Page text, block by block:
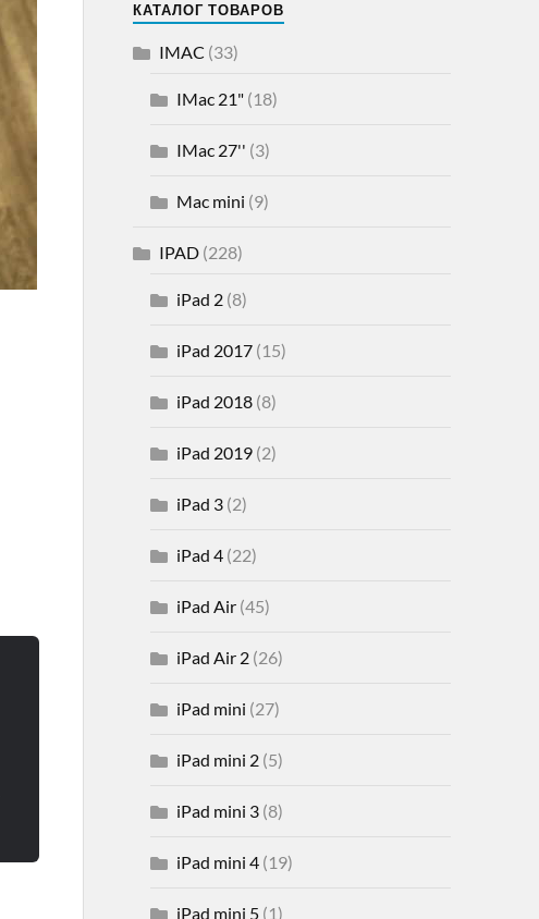
КАТАЛОГ ТОВАРОВ
IMAC (33)
IMac 21"(18)
IMac 27'' (3)
Mac mini (9)
IPAD(228)
iPad 2(8)
iPad 2017(15)
iPad 2018(8)
iPad 2019(2)
iPad 3(2)
iPad 4(22)
iPad Air(45)
iPad Air 2(26)
iPad mini (27)
iPad mini 2(5)
iPad mini 3(8)
iPad mini 4(19)
iPad mini 5(1)